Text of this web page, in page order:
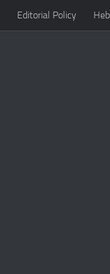
Editorial Policy